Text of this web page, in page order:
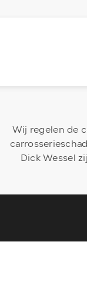
Wij regelen de
Dick Wessel